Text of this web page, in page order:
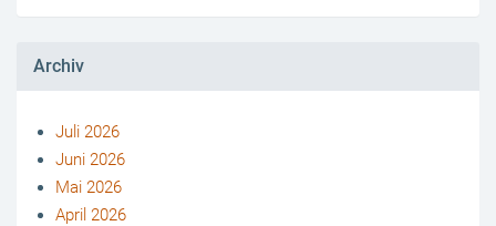
Archiv
Juli 2026
Juni 2026
Mai 2026
April 2026